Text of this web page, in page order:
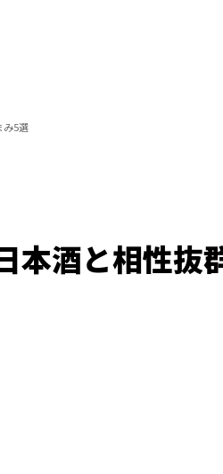
み5選
本酒と相性抜